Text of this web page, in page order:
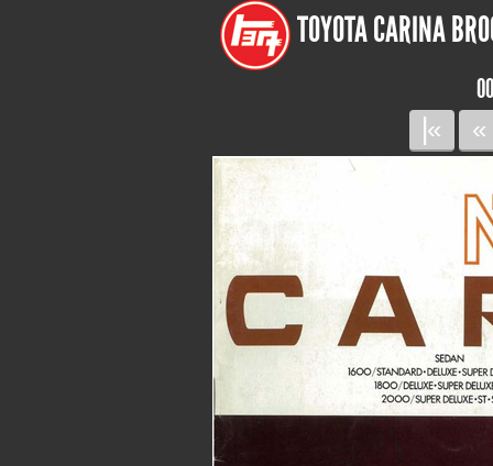
TOYOTA CARINA
|«
«